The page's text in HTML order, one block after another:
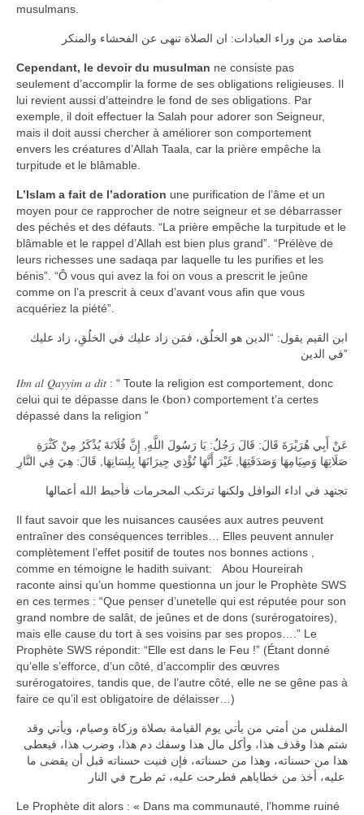
musulmans.
مقاصد من وراء العبادات: ان الصلاة تنهى عن الفحشاء والمنكر
Cependant, le devoir du musulman ne consiste pas
seulement d’accomplir la forme de ses obligations religieuses. Il
lui revient aussi d’atteindre le fond de ses obligations. Par
exemple, il doit effectuer la Salah pour adorer son Seigneur,
mais il doit aussi chercher à améliorer son comportement
envers les créatures d’Allah Taala, car la prière empêche la
turpitude et le blâmable.
L’Islam a fait de l’adoration une purification de l’âme et un
moyen pour ce rapprocher de notre seigneur et se débarrasser
des péchés et des défauts. “La prière empêche la turpitude et le
blâmable et le rappel d’Allah est bien plus grand”. “Prélève de
leurs richesses une sadaqa par laquelle tu les purifies et les
bénis”. “Ô vous qui avez la foi on vous a prescrit le jeûne
comme on l’a prescrit à ceux d’avant vous afin que vous
acquériez la piété”.
ابن القيم يقول: “الدين هو الخلُق، فمَن زاد عليك في الخلُقِ، زاد عليك
في الدين”
𝐼𝑏𝑛 𝑎𝑙 𝑄𝑎𝑦𝑦𝑖𝑚 𝑎 𝑑𝑖𝑡 : “ Toute la religion est comportement, donc
celui qui te dépasse dans le ❨bon❩ comportement t’a certes
dépassé dans la religion ”
عَنْ أَبِي هُرَيْرَةَ قَالَ: قَالَ رَجُلٌ: يَا رَسُولَ اللَّهِ, إِنَّ فُلَانَةَ يُذْكَرُ مِنْ كَثْرَةِ
صَلَاتِهَا وَصِيَامِهَا وَصَدَقَتِهَا, غَيْرَ أَنَّهَا تُؤْذِي جِيرَانَهَا بِلِسَانِهَا, قَالَ: هِيَ فِي النَّارِ
تجتهد في اداء النوافل ولكنها ترتكب المحرمات فأحبط الله أعمالها
Il faut savoir que les nuisances causées aux autres peuvent
entraîner des conséquences terribles… Elles peuvent annuler
complètement l’effet positif de toutes nos bonnes actions ,
comme en témoigne le hadith suivant: Abou Houreirah
raconte ainsi qu’un homme questionna un jour le Prophète SWS
en ces termes : “Que penser d’unetelle qui est réputée pour son
grand nombre de salât, de jeûnes et de dons (surérogatoires),
mais elle cause du tort à ses voisins par ses propos….” Le
Prophète SWS répondit: “Elle est dans le Feu !” (Étant donné
qu’elle s’efforce, d’un côté, d’accomplir des œuvres
surérogatoires, tandis que, de l’autre côté, elle ne se gêne pas à
faire ce qu’il est obligatoire de délaisser…)
المفلس من أمتي من يأتي يوم القيامة بصلاة وزكاة وصيام، ويأتي وقد
شتم هذا وقذف هذا، وأكل مال هذا وسفك دم هذا، وضرب هذا، فيعطى
هذا من حسناته، وهذا من حسناته، فإن فنيت حسناته قبل أن يقضى ما
Le Prophète dit alors : « Dans ma communauté, l’homme ruiné